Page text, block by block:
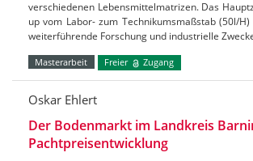
verschiedenen Lebensmittelmatrizen. Das
up vom Labor- zum Technikumsmaßstab (50l/
weiterführende Forschung und industrielle
Masterarbeit Freier Zugang
Oskar Ehlert
Der Bodenmarkt im Landkreis
Pachtpreisentwicklung